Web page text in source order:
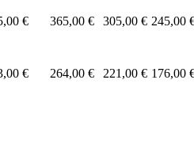
€ 365,00 € 305,00 € 245,00
€ 264,00 € 221,00 € 176,00